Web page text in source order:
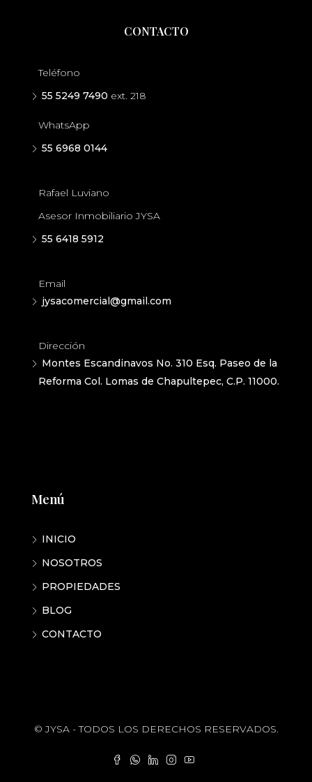
CONTACTO
Teléfono
55 5249 7490 ext. 218
WhatsApp
55 6968 0144
Rafael Luviano
Asesor Inmobiliario JYSA
55 6418 5912
Email
jysacomercial@gmail.com
Dirección
Montes Escandinavos No. 310 Esq. Paseo de la
Reforma Col. Lomas de Chapultepec, C.P. 11000.
Menú
INICIO
NOSOTROS
PROPIEDADES
BLOG
CONTACTO
© JYSA - TODOS LOS DERECHOS RESERVADOS.